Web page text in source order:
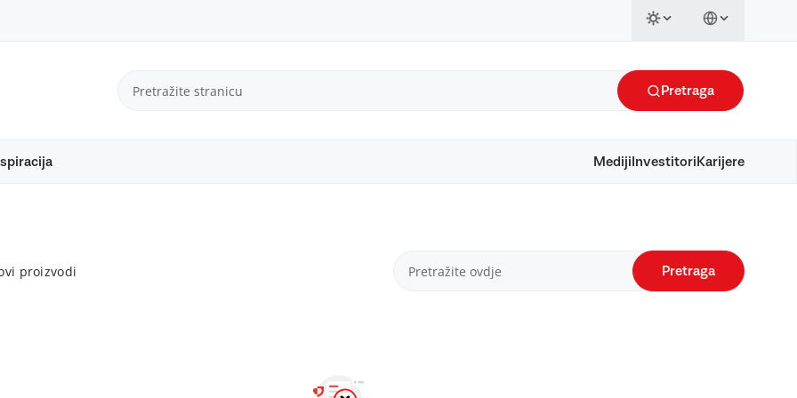
Pretraga
Mediji Investitori Karijere
proizvodi Pretraga